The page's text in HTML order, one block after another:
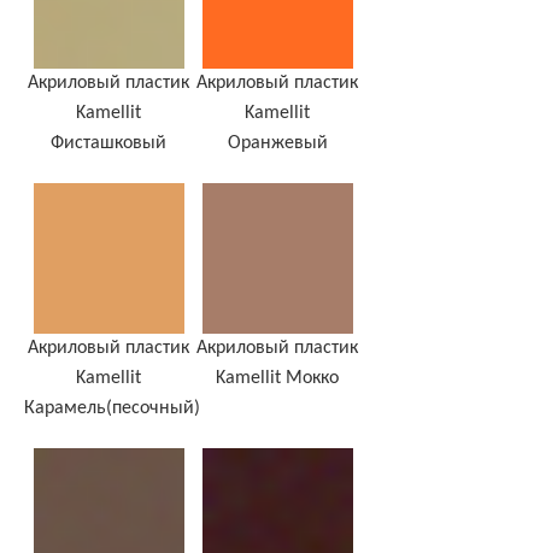
Акриловый пластик
Kamellit
Фисташковый
Акриловый пластик
Kamellit
Оранжевый
Акриловый пластик
Kamellit
Карамель(песочный)
Акриловый пластик
Kamellit Мокко